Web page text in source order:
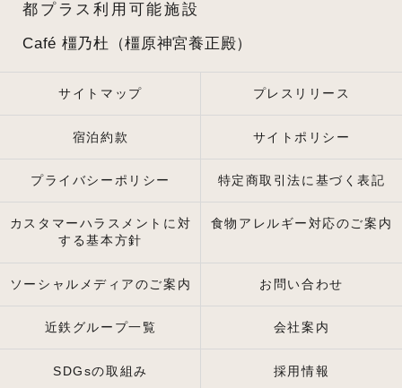
都プラス利用可能施設
Café 橿乃杜（橿原神宮養正殿）
サイトマップ プレスリリース
宿泊約款 サイトポリシー
プライバシーポリシー 特定商取引法に基づく表記
カスタマーハラスメントに対
する基本方針
食物アレルギー対応のご案内
ソーシャルメディアのご案内 お問い合わせ
近鉄グループ一覧 会社案内
SDGsの取組み 採用情報